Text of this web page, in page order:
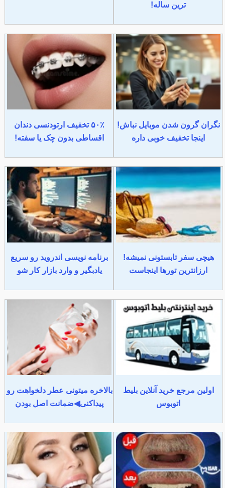
ترین ساله!
نگران گرون شدن موبایل نباش!
اینجا تخفیف خوبی داره
۵۰٪ تخفیف ارتودنسی دندان
اقساطی بدون چک یا سفته!
هیچی سفر تابستونی نمیشه!
ارزانترین تورها اینجاست
برنامه نویسی اندروید رو سریع
یادبگیر و وارد بازار کار شو
اولین مرجع خرید آنلاین بلیط
اتوبوس
بالاخره میتونی عطر دلخواهت رو
پیداکنی◀ضمانت اصل بودن